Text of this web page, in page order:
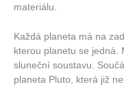
materiálu.
Každá planeta má na
kterou planetu se jedná.
sluneční soustavu.
planeta Pluto, která již